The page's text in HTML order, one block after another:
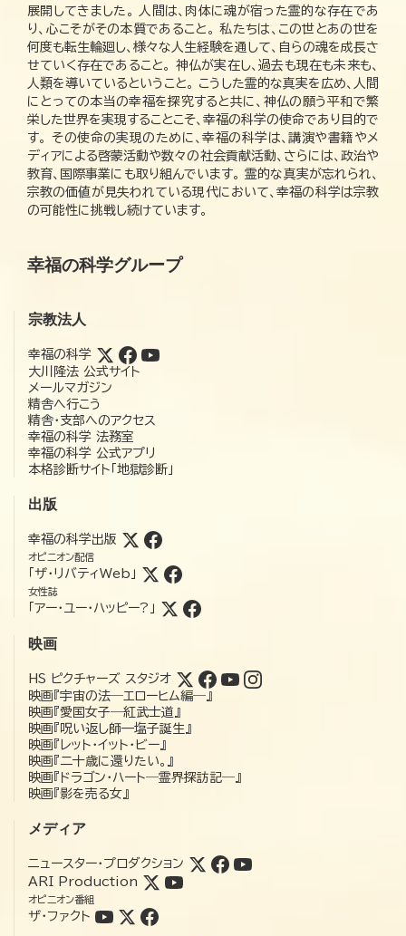
展開してきました。 人間は、肉体に魂が宿った霊的な存在であ
り、心こそがその本質であること。 私たちは、この世とあの世を
何度も転生輪廻し、様々な人生経験を通して、自らの魂を成長さ
せていく存在であること。 神仏が実在し、過去も現在も未来も、
人類を導いているということ。 こうした霊的な真実を広め、人間
にとっての本当の幸福を探究すると共に、神仏の願う平和で繁
栄した世界を実現することこそ、幸福の科学の使命であり目的で
す。 その使命の実現のために、幸福の科学は、講演や書籍やメ
ディアによる啓蒙活動や数々の社会貢献活動、さらには、政治や
教育、国際事業にも取り組んでいます。 霊的な真実が忘れられ、
宗教の価値が見失われている現代において、幸福の科学は宗教
の可能性に挑戦し続けています。
幸福の科学グループ
宗教法人
幸福の科学
大川隆法 公式サイト
メールマガジン
精舎へ行こう
精舎・支部へのアクセス
幸福の科学 法務室
幸福の科学 公式アプリ
本格診断サイト「地獄診断」
出版
幸福の科学出版
オピニオン配信
「ザ・リバティWeb」
女性誌
「アー・ユー・ハッピー?」
映画
HS ピクチャーズ スタジオ
映画『宇宙の法―エローヒム編―』
映画『愛国女子―紅武士道』
映画『呪い返し師—塩子誕生』
映画『レット・イット・ビー』
映画『二十歳に還りたい。』
映画『ドラゴン・ハート―霊界探訪記―』
映画『影を売る女』
メディア
ニュースター・プロダクション
ARI Production
オピニオン番組
ザ・ファクト